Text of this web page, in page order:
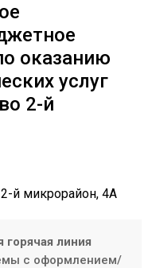
оказанию
услуг
2-й
й микрорайон, 4А
горячая линия
с оформлением/